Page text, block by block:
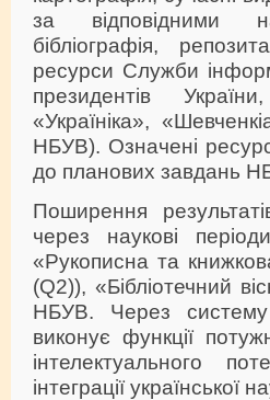
за відповідними
бібліографія,
ресурси Служби
президентів
«Україніка»,
НБУВ). Означені
до планових завдань
Поширення
через наукові
«Рукописна та
(Q2)), «Бібліотечний
НБУВ. Через систему
виконує функції
інтелектуального
інтеграції